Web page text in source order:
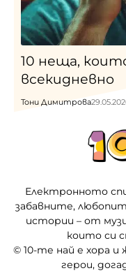
10 неща,
всекидневно
Тони Димитрова
Електронното
забавните,
истории – от
които си
© 10-те най е хора
герои,